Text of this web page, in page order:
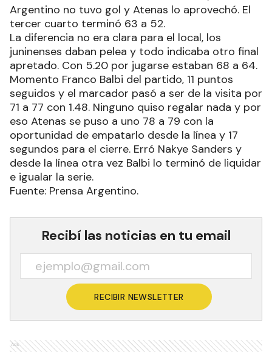
Argentino no tuvo gol y Atenas lo aprovechó. El
tercer cuarto terminó 63 a 52.
La diferencia no era clara para el local, los
juninenses daban pelea y todo indicaba otro final
apretado. Con 5.20 por jugarse estaban 68 a 64.
Momento Franco Balbi del partido, 11 puntos
seguidos y el marcador pasó a ser de la visita por
71 a 77 con 1.48. Ninguno quiso regalar nada y por
eso Atenas se puso a uno 78 a 79 con la
oportunidad de empatarlo desde la línea y 17
segundos para el cierre. Erró Nakye Sanders y
desde la línea otra vez Balbi lo terminó de liquidar
e igualar la serie.
Fuente: Prensa Argentino.
Recibí las noticias en tu email
RECIBIR NEWSLETTER
Ads